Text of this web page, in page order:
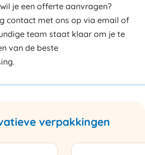
je een offerte aanvragen?
contact met ons op via email of
team staat klaar om je te
van de beste
verpakkingen